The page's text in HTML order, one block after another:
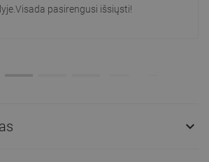
pasirengusi išsiųsti!
